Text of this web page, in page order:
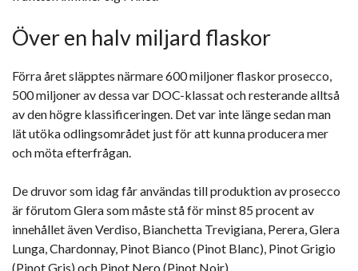
Över en halv miljard flaskor
Förra året släpptes närmare 600 miljoner flaskor prosecco,
500 miljoner av dessa var DOC-klassat och resterande alltså
av den högre klassificeringen. Det var inte länge sedan man
lät utöka odlingsområdet just för att kunna producera mer
och möta efterfrågan.
De druvor som idag får användas till produktion av prosecco
är förutom Glera som måste stå för minst 85 procent av
innehållet även Verdiso, Bianchetta Trevigiana, Perera, Glera
Lunga, Chardonnay, Pinot Bianco (Pinot Blanc), Pinot Grigio
(Pinot Gris) och Pinot Nero (Pinot Noir).